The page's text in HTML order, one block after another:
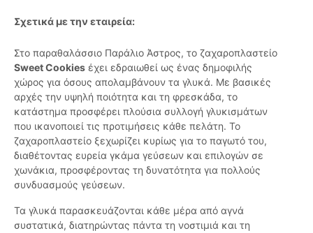
Σχετικά με την εταιρεία:
Στο παραθαλάσσιο Παράλιο Άστρος, το ζαχαροπλαστείο
Sweet Cookies έχει εδραιωθεί ως ένας δημοφιλής
χώρος για όσους απολαμβάνουν τα γλυκά. Με βασικές
αρχές την υψηλή ποιότητα και τη φρεσκάδα, το
κατάστημα προσφέρει πλούσια συλλογή γλυκισμάτων
που ικανοποιεί τις προτιμήσεις κάθε πελάτη. Το
ζαχαροπλαστείο ξεχωρίζει κυρίως για το παγωτό του,
διαθέτοντας ευρεία γκάμα γεύσεων και επιλογών σε
χωνάκια, προσφέροντας τη δυνατότητα για πολλούς
συνδυασμούς γεύσεων.
Τα γλυκά παρασκευάζονται κάθε μέρα από αγνά
συστατικά, διατηρώντας πάντα τη νοστιμιά και τη